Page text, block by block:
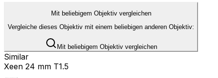
Mit beliebigem Objektiv vergleichen
Vergleiche dieses Objektiv mit einem beliebigen anderen Objektiv:
Mit beliebigem Objektiv vergleichen
Similar
Xeen 24 mm T1.5